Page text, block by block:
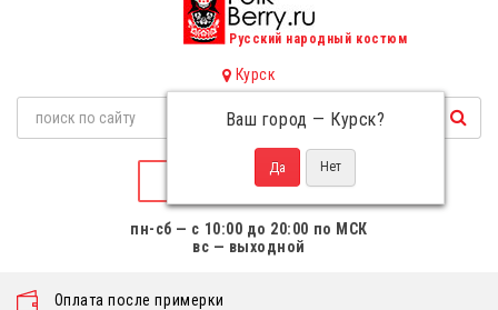
Русский народный костюм
Курск
Ваш город — Курск?
НАПИСАТЬ НАМ
пн-сб — с 10:00 до 20:00 по МСК
вс — выходной
Оплата после примерки